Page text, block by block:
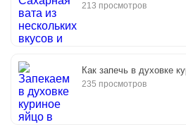
213 просмотров
Как запечь в духовке
235 просмотров